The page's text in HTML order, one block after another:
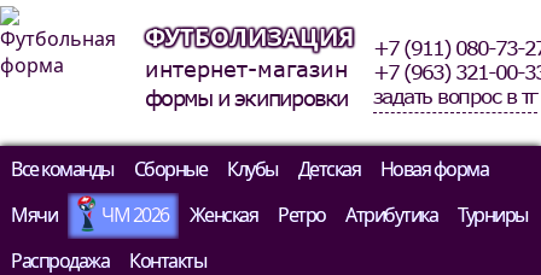
ФУТБОЛИЗАЦИЯ
интернет-магазин
формы и экипировки
+7 (911) 080-73-
+7 (963) 321-00-
задать вопрос в тг
Все команды Сборные Клубы Детская
Новая форма
Мячи
ЧМ 2026 Женская Ретро Атрибутика
Турниры
Распродажа
Контакты